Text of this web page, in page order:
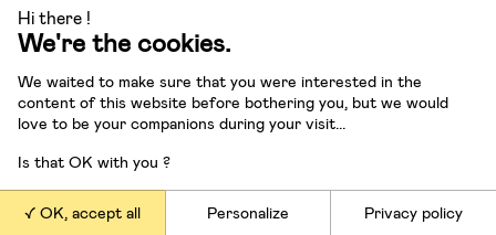
vous êtes incapable de vous servir de
Google à 73 ans, ce n’est pas lié à votre âge
mais à d’autres facteurs comme l’illétrisme,
le manque d’interactions, ou le rejet. Et
même pour ceux-ci, je ne suis pas sûr que les
dernières grèves n’aient pas eu raison de
leur “isolement” en les jetant dans le bain
des courses en ligne, des Whatsapp et des
Hi there !
We're the cookies.
We waited to make sure that you were interested in the
content of this website before bothering you, but we would
love to be your companions during your visit...
Is that OK with you ?
OK, accept all Personalize Privacy policy